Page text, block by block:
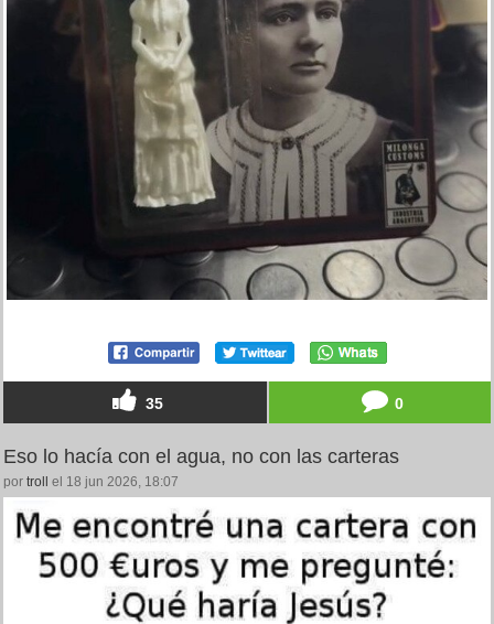
35 0
Eso lo hacía con el agua, no con las carteras
por troll el 18 jun 2026, 18:07